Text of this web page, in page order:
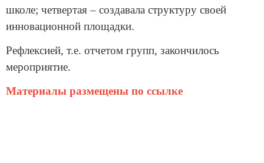
школе; четвертая – создавала структуру своей
инновационной площадки.
Рефлексией, т.е. отчетом групп, закончилось
мероприятие.
Материалы размещены по ссылке